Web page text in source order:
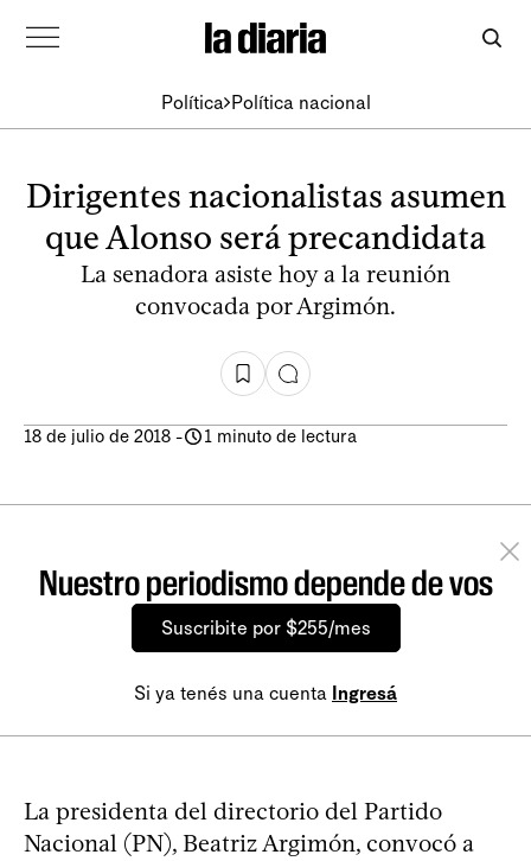
Política Política nacional
Dirigentes nacionalistas asumen
que Alonso será precandidata
La senadora asiste hoy a la reunión
convocada por Argimón.
18 de julio de 2018 - 1 minuto de lectura
Nuestro periodismo depende de vos
Suscribite por $255/mes
Si ya tenés una cuenta Ingresá
La presidenta del directorio del Partido
Nacional (PN), Beatriz Argimón, convocó a